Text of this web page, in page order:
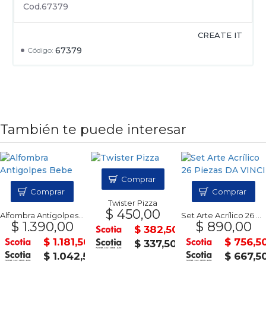
Código: 67379
CREATE IT
Cod.67379
También te puede interesar
Alfombra Antigolpes Bebe
$ 1.390,00
$ 1.181,50
$ 1.042,50
Comprar
Twister Pizza
$ 450,00
$ 382,50
$ 337,50
Comprar
Set Arte Acrílico 26 Piezas DA VINCI
$ 890,00
$
$
Comprar